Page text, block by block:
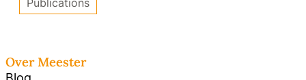
Publications
Over Meester